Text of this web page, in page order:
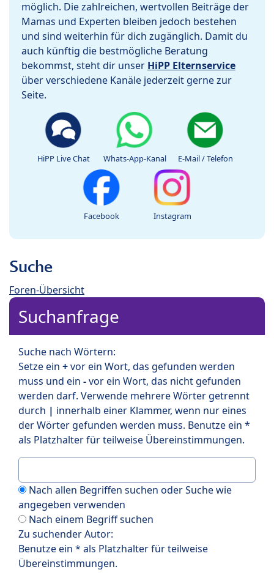
möglich. Die zahlreichen, wertvollen Beiträge der
Mamas und Experten bleiben jedoch bestehen
und sind weiterhin für dich zugänglich. Damit du
auch künftig die bestmögliche Beratung
bekommst, steht dir unser HiPP Elternservice
über verschiedene Kanäle jederzeit gerne zur
Seite.
HiPP Live Chat Whats-App-Kanal E-Mail / Telefon
Facebook Instagram
Suche
Foren-Übersicht
Suchanfrage
Suche nach Wörtern:
Setze ein +vor ein Wort, das gefunden werden
muss und ein -vor ein Wort, das nicht gefunden
werden darf. Verwende mehrere Wörter getrennt
durch | innerhalb einer Klammer, wenn nur eines
der Wörter gefunden werden muss. Benutze ein *
als Platzhalter für teilweise Übereinstimmungen.
Nach allen Begriffen suchen oder Suche wie
angegeben verwenden
Nach einem Begriff suchen
Zu suchender Autor:
Benutze ein * als Platzhalter für teilweise
Übereinstimmungen.